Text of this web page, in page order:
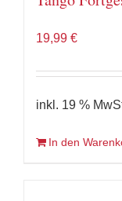
19,99 €
inkl. 19 %
In den